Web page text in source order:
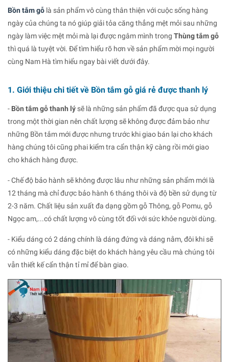
Bồn tắm gỗ là sản phẩm vô cùng thân thiện với cuộc sống hàng
ngày của chúng ta nó giúp giải tỏa căng thẳng mệt mỏi sau những
ngày làm việc mệt mỏi mà lại được ngâm mình trong Thùng tắm gỗ
thì quá là tuyệt vời. Để tìm hiểu rõ hơn về sản phẩm mời mọi người
cùng Nam Hà tìm hiểu ngay bài viết dưới đây.
1. Giới thiệu chi tiết về Bồn tắm gỗ giá rẻ được thanh lý
- Bồn tắm gỗ thanh lýsẽ là những sản phẩm đã được qua sử dụng
trong một thời gian nên chất lượng sẽ không được đảm bảo như
những Bồn tắm mới được nhưng trước khi giao bán lại cho khách
hàng chúng tôi cũng phai kiểm tra cẩn thận kỹ càng rồi mới giao
cho khách hàng được.
- Chế độ bảo hành sẽ không được lâu như những sản phẩm mới là
12 tháng mà chỉ được bảo hành 6 tháng thôi và độ bền sử dụng từ
2-3 năm. Chất liệu sản xuất đa dạng gồm gỗ Thông, gỗ Pomu, gỗ
Ngọc am,...có chất lượng vô cùng tốt đối với sức khỏe người dùng.
- Kiểu dáng có 2 dáng chính là dáng đứng và dáng nằm, đôi khi sẽ
có những kiểu dáng đặc biệt do khách hàng yêu cầu mà chúng tôi
vẫn thiết kế cẩn thận tỉ mỉ để bàn giao.